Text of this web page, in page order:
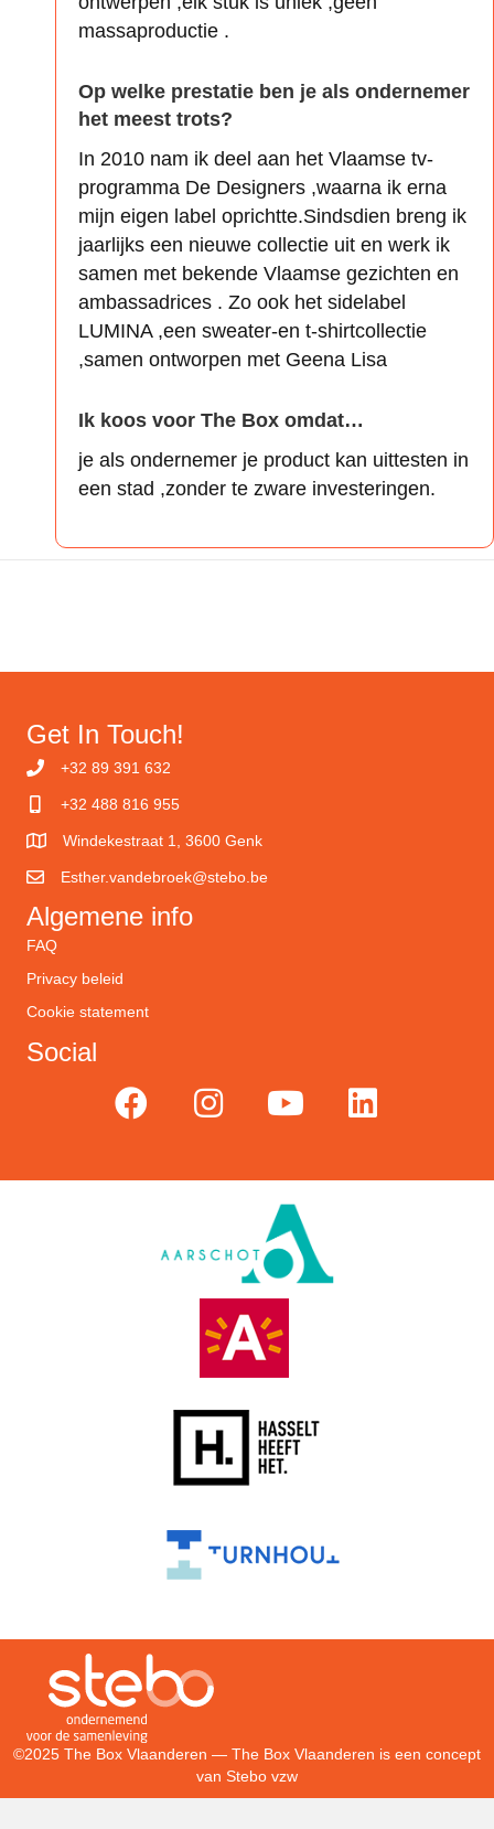
massaproductie .
Op welke prestatie ben je als ondernemer
het meest trots?
In 2010 nam ik deel aan het Vlaamse tv-
programma De Designers ,waarna ik erna
mijn eigen label oprichtte.Sindsdien breng ik
jaarlijks een nieuwe collectie uit en werk ik
samen met bekende Vlaamse gezichten en
ambassadrices . Zo ook het sidelabel
LUMINA ,een sweater-en t-shirtcollectie
,samen ontworpen met Geena Lisa
Ik koos voor The Box omdat…
je als ondernemer je product kan uittesten in
een stad ,zonder te zware investeringen.
Get In Touch!
+32 89 391 632
+32 488 816 955
Windekestraat 1, 3600 Genk
Esther.vandebroek@stebo.be
Algemene info
FAQ
Privacy beleid
Cookie statement
Social
©2025 The Box Vlaanderen — The Box Vlaanderen is een concept
van Stebo vzw